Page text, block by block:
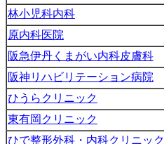
林小児科内科
原内科医院
阪急伊丹くまがい内科皮膚科
阪神リハビリテーション病院
ひうらクリニック
東有岡クリニック
ひで整形外科・内科クリニック